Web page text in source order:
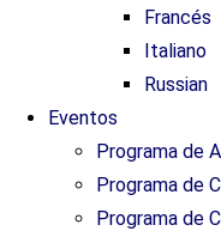
Francés
Italiano
Russian
Eventos
Programa de
Programa de
Programa de